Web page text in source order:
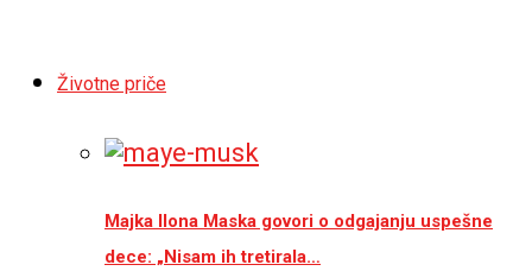
Životne priče
Majka Ilona Maska govori o odgajanju uspešne
dece: „Nisam ih tretirala…